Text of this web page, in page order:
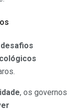
desafios
, os governos